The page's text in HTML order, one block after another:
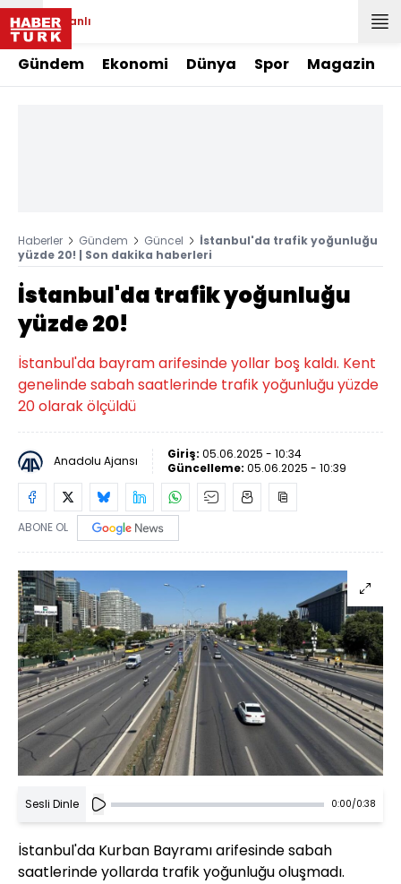
Canlı
Gündem Ekonomi Dünya Spor Magazin
Haberler Gündem Güncel
İstanbul'da trafik yoğunluğu
yüzde 20! | Son dakika haberleri
İstanbul'da trafik yoğunluğu
yüzde 20!
İstanbul'da bayram arifesinde yollar boş kaldı. Kent
genelinde sabah saatlerinde trafik yoğunluğu yüzde
20 olarak ölçüldü
Anadolu Ajansı Giriş: 05.06.2025 - 10:34
Güncelleme: 05.06.2025 - 10:39
ABONE OL
Sesli Dinle 0:00/0:38
İstanbul'da Kurban Bayramı arifesinde sabah
saatlerinde yollarda trafik yoğunluğu oluşmadı.